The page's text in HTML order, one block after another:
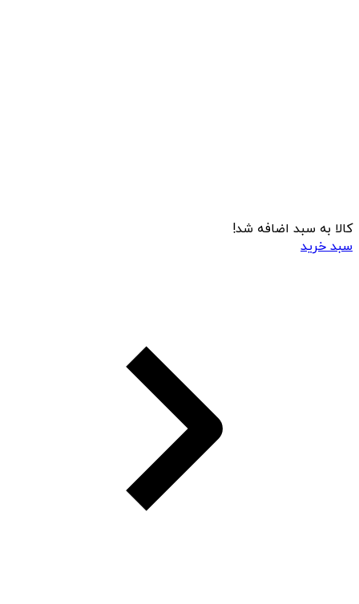
کالا به سبد اضافه شد!
سبد خرید